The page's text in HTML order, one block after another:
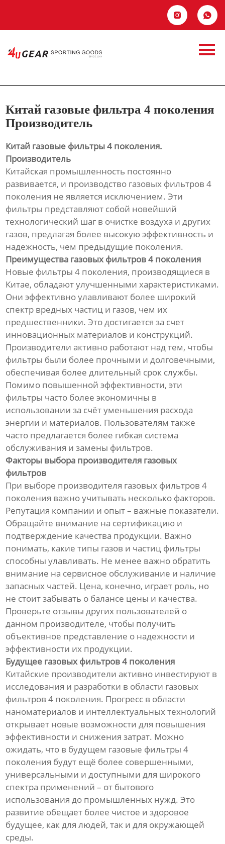
 
Контакты
Китай газовые
поколения
Производитель
Китай газовые фильтра 4 поколения
Производитель
Китай газовые фильтры 4 поколения.
Производитель
Китайская промышленность постоянно
развивается, и производство газовых фильтров 4
поколения не является исключением. Эти
фильтры представляют собой новейший
технологический шаг в очистке воздуха и других
газов, предлагая более высокую эффективность и
надежность, чем предыдущие поколения.
Преимущества газовых фильтров 4 поколения
Новые фильтры 4 поколения, производящиеся в
Китае, обладают улучшенными характеристиками.
Они эффективно улавливают более широкий
спектр вредных частиц и газов, чем их
предшественники. Это достигается за счет
инновационных материалов и конструкций.
Производители активно работают над тем, чтобы
фильтры были более прочными и долговечными,
обеспечивая более длительный срок службы.
Помимо повышенной эффективности, эти
фильтры часто более экономичны в
использовании за счёт уменьшения расхода
энергии и материалов. Пользователям также
часто предлагается более гибкая система
обслуживания и замены фильтров.
Факторы выбора производителя газовых
фильтров
При выборе производителя газовых фильтров 4
поколения важно учитывать несколько факторов.
Репутация компании и опыт – важные показатели.
Обращайте внимание на сертификацию и
подтверждение качества продукции. Важно
понимать, какие типы газов и частиц фильтры
способны улавливать. Не менее важно обратить
внимание на сервисное обслуживание и наличие
запасных частей. Цена, конечно, играет роль, но
не стоит забывать о балансе цены и качества.
Проверьте отзывы других пользователей о
данном производителе, чтобы получить
объективное представление о надежности и
эффективности их продукции.
Будущее газовых фильтров 4 поколения
Китайские производители активно инвестируют в
исследования и разработки в области газовых
фильтров 4 поколения. Прогресс в области
наноматериалов и интеллектуальных технологий
открывает новые возможности для повышения
эффективности и снижения затрат. Можно
ожидать, что в будущем газовые фильтры 4
поколения будут ещё более совершенными,
универсальными и доступными для широкого
спектра применений – от бытового
использования до промышленных нужд. Это
развитие обещает более чистое и здоровое
будущее, как для людей, так и для окружающей
среды.